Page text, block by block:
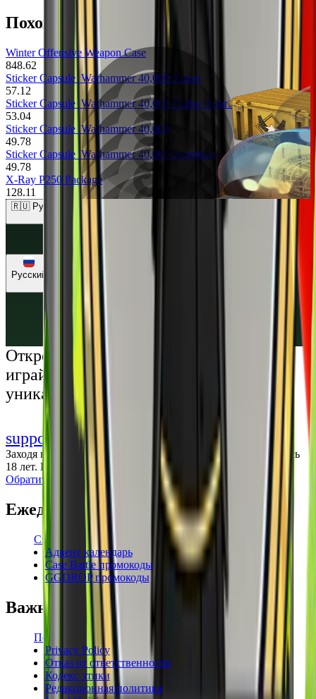
Похожие предметы
Winter Offensive Weapon Case
848.62
Sticker Capsule Warhammer 40,000 Xenos
57.12
Sticker Capsule Warhammer 40,000 Traitor Astartes
53.04
Sticker Capsule Warhammer 40,000
49.78
Sticker Capsule Warhammer 40,000 Imperium
49.78
X-Ray P250 Package
128.11
🇷🇺 Рубли (RUB)
🇺🇦 Гривны (UAH)
Русский
Русский
Українська
Открой мир премиальных развлечений:
играй честно и наслаждайся
уникальными впечатлениями
support@cs-wiki.org
Заходя на этот сайт, вы подтверждаете, что вам исполнилось
18 лет. Проблемы с азартными играми?
Обратится за помощью
Ежедневные бонусы
Свежие промокоды
Адвент календарь
Case Battle промокоды
GGDROP промокоды
Важная информация
Пользовательское соглашение
Privacy Policy
Отказ от ответственности
Кодекс этики
Редакционная политика